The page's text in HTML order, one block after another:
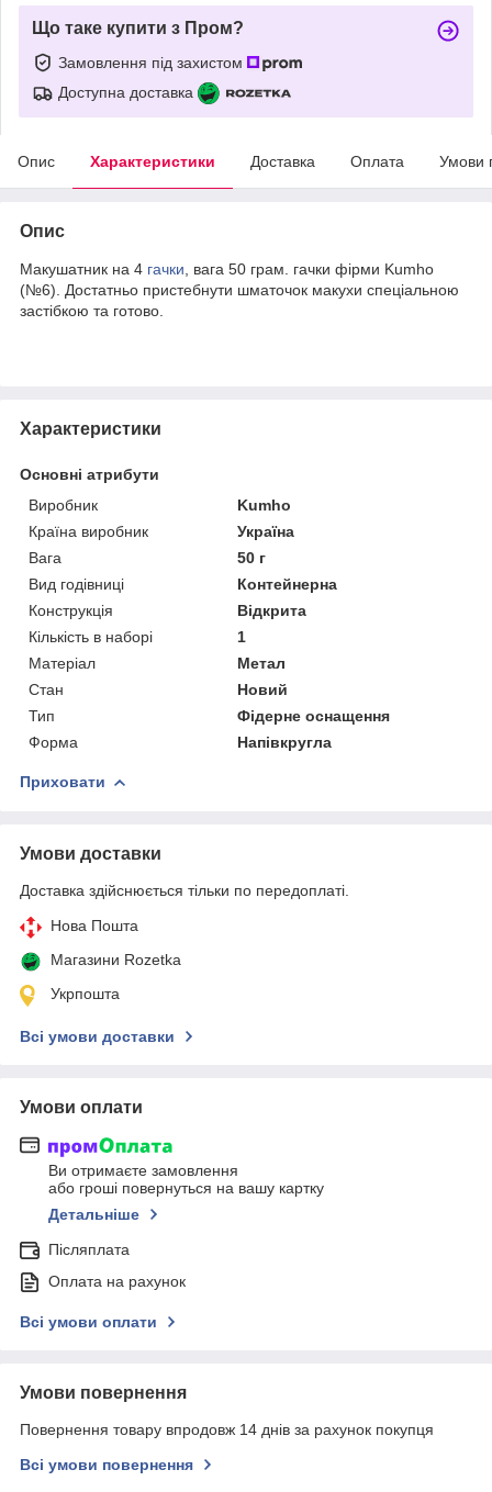
Що таке купити з Пром?
Замовлення під захистом
Доступна доставка
Опис Характеристики Доставка Оплата Умови
Опис
Макушатник на 4 гачки , вага 50 грам. гачки фірми Kumho
(№6). Достатньо пристебнути шматочок макухи спеціальною
застібкою та готово.
Характеристики
Основні атрибути
Виробник
Kumho
Країна виробник
Україна
Вага
50 г
Вид годівниці
Контейнерна
Конструкція
Відкрита
Кількість в наборі
1
Матеріал
Метал
Стан
Новий
Тип
Фідерне оснащення
Форма
Напівкругла
Приховати
Умови доставки
Доставка здійснюється тільки по передоплаті.
Нова Пошта
Магазини Rozetka
Укрпошта
Всі умови доставки
Умови оплати
Ви отримаєте замовлення
або гроші повернуться на вашу картку
Детальніше
Післяплата
Оплата на рахунок
Всі умови оплати
Умови повернення
Повернення товару впродовж 14 днів за рахунок покупця
Всі умови повернення